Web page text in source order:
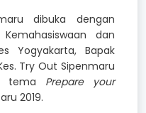
dibuka dengan
dan
Yogyakarta, Bapak
Try Out Sipenmaru
tema Prepare your
2019.